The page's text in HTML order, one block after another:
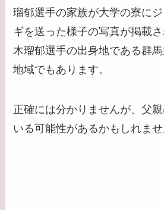
瑠郁選手の家族が大学の寮に
ギを送った様子の写真が掲載
木瑠郁選手の出身地である群
地域でもあります。
正確には分かりませんが、父
いる可能性があるかもしれませ